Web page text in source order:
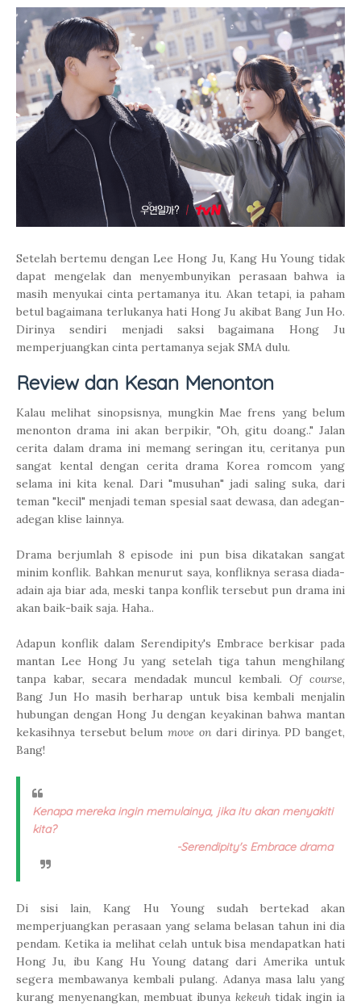
Setelah bertemu dengan Lee Hong Ju, Kang Hu Young tidak
dapat mengelak dan menyembunyikan perasaan bahwa ia
masih menyukai cinta pertamanya itu. Akan tetapi, ia paham
betul bagaimana terlukanya hati Hong Ju akibat Bang Jun Ho.
Dirinya sendiri menjadi saksi bagaimana Hong Ju
memperjuangkan cinta pertamanya sejak SMA dulu.
Review dan Kesan Menonton
Kalau melihat sinopsisnya, mungkin Mae frens yang belum
menonton drama ini akan berpikir, "Oh, gitu doang.." Jalan
cerita dalam drama ini memang seringan itu, ceritanya pun
sangat kental dengan cerita drama Korea romcom yang
selama ini kita kenal. Dari "musuhan" jadi saling suka, dari
teman "kecil" menjadi teman spesial saat dewasa, dan adegan-
adegan klise lainnya.
Drama berjumlah 8 episode ini pun bisa dikatakan sangat
minim konflik. Bahkan menurut saya, konfliknya serasa diada-
adain aja biar ada, meski tanpa konflik tersebut pun drama ini
akan baik-baik saja. Haha..
Adapun konflik dalam Serendipity's Embrace berkisar pada
mantan Lee Hong Ju yang setelah tiga tahun menghilang
tanpa kabar, secara mendadak muncul kembali.Of course,
Bang Jun Ho masih berharap untuk bisa kembali menjalin
hubungan dengan Hong Ju dengan keyakinan bahwa mantan
kekasihnya tersebut belum move ondari dirinya. PD banget,
Bang!
Kenapa mereka ingin memulainya, jika itu akan menyakiti
kita?
-Serendipity's Embrace drama
Di sisi lain, Kang Hu Young sudah bertekad akan
memperjuangkan perasaan yang selama belasan tahun ini dia
pendam. Ketika ia melihat celah untuk bisa mendapatkan hati
Hong Ju, ibu Kang Hu Young datang dari Amerika untuk
segera membawanya kembali pulang. Adanya masa lalu yang
kurang menyenangkan, membuat ibunya kekeuhtidak ingin ia